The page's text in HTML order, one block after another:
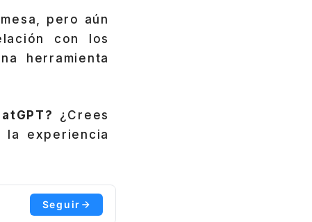
pero aún
con los
herramienta
¿Crees
experiencia
Seguir